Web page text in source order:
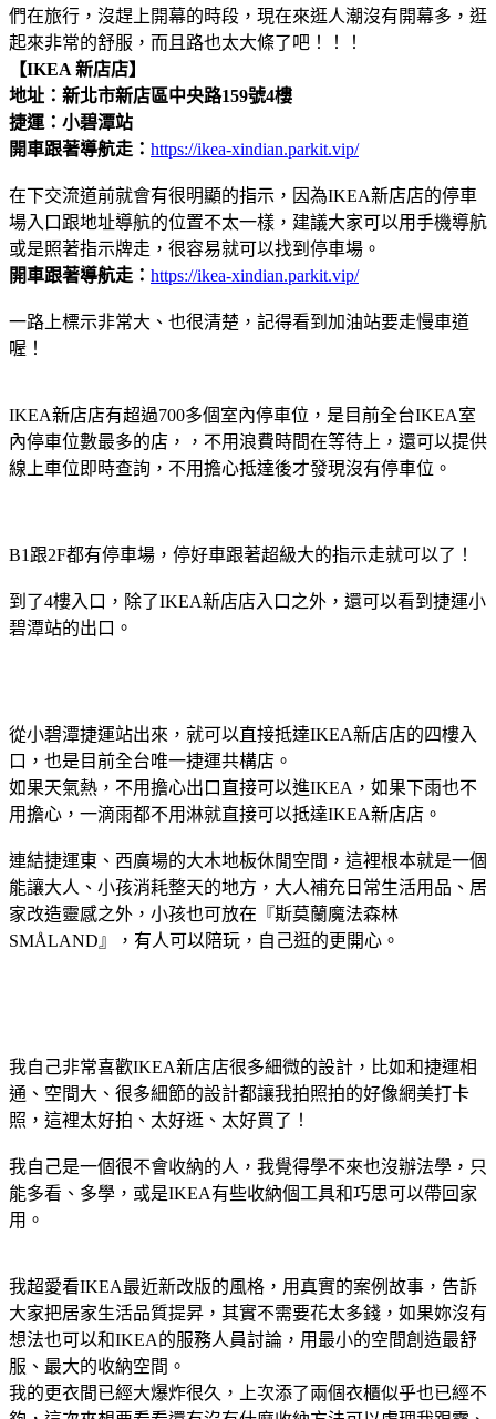
們在旅行，沒趕上開幕的時段，現在來逛人潮沒有開幕多，逛
起來非常的舒服，而且路也太大條了吧！！！
【IKEA 新店店】
地址：新北市新店區中央路159號4樓
捷運：小碧潭站
開車跟著導航走： https://ikea-xindian.parkit.vip/
在下交流道前就會有很明顯的指示，因為IKEA新店店的停車
場入口跟地址導航的位置不太一樣，建議大家可以用手機導航
或是照著指示牌走，很容易就可以找到停車場。
開車跟著導航走： https://ikea-xindian.parkit.vip/
一路上標示非常大、也很清楚，記得看到加油站要走慢車道
喔！
IKEA新店店有超過700多個室內停車位，是目前全台IKEA室
內停車位數最多的店，，不用浪費時間在等待上，還可以提供
線上車位即時查詢，不用擔心抵達後才發現沒有停車位。
B1跟2F都有停車場，停好車跟著超級大的指示走就可以了！
到了4樓入口，除了IKEA新店店入口之外，還可以看到捷運小
碧潭站的出口。
從小碧潭捷運站出來，就可以直接抵達IKEA新店店的四樓入
口，也是目前全台唯一捷運共構店。
如果天氣熱，不用擔心出口直接可以進IKEA，如果下雨也不
用擔心，一滴雨都不用淋就直接可以抵達IKEA新店店。
連結捷運東、西廣場的大木地板休閒空間，這裡根本就是一個
能讓大人、小孩消耗整天的地方，大人補充日常生活用品、居
家改造靈感之外，小孩也可放在『斯莫蘭魔法森林
SMÅLAND』，有人可以陪玩，自己逛的更開心。
我自己非常喜歡IKEA新店店很多細微的設計，比如和捷運相
通、空間大、很多細節的設計都讓我拍照拍的好像網美打卡
照，這裡太好拍、太好逛、太好買了！
我自己是一個很不會收納的人，我覺得學不來也沒辦法學，只
能多看、多學，或是IKEA有些收納個工具和巧思可以帶回家
用。
我超愛看IKEA最近新改版的風格，用真實的案例故事，告訴
大家把居家生活品質提昇，其實不需要花太多錢，如果妳沒有
想法也可以和IKEA的服務人員討論，用最小的空間創造最舒
服、最大的收納空間。
我的更衣間已經大爆炸很久，上次添了兩個衣櫃似乎也已經不